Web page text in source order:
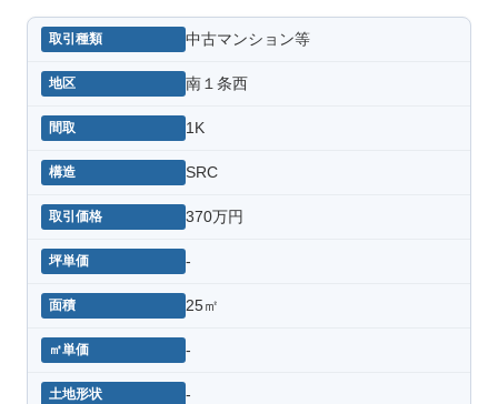
中古マンション等
南１条西
1K
SRC
370万円
-
25㎡
-
-